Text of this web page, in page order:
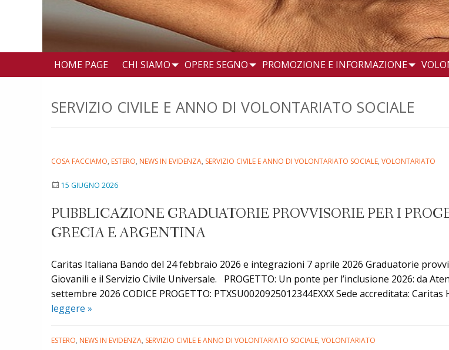
HOME PAGE CHI SIAMO OPERE SEGNO PROMOZIONE E INFORMAZIONE
SERVIZIO CIVILE E ANNO DI VOLONTARIATO SOCIALE
COSA FACCIAMO, ESTERO, NEWS IN EVIDENZA, SERVIZIO CIVILE E ANNO DI VOLONTARIATO SOCIALE, VOLONTARIATO
15 GIUGNO 2026
PUBBLICAZIONE GRADUATORIE PROVVISORIE PER I
GRECIA E ARGENTINA
Caritas Italiana Bando del 24 febbraio 2026 e integrazioni 7 aprile 2026 Graduatorie
Giovanili e il Servizio Civile Universale. PROGETTO: Un ponte per l’inclusione 2026: da
settembre 2026 CODICE PROGETTO: PTXSU0020925012344EXXX Sede accreditata:
leggere Pubblicazione
provvisorie
»
ESTERO, NEWS IN EVIDENZA, SERVIZIO CIVILE E ANNO DI VOLONTARIATO SOCIALE, VOLONTARIATO